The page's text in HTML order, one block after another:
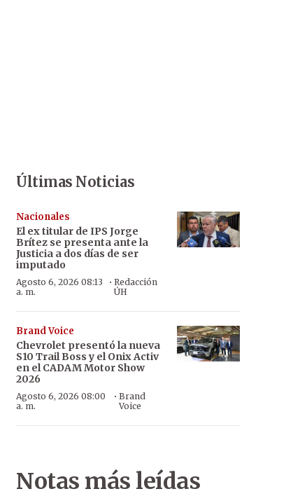
Últimas Noticias
Nacionales
El ex titular de IPS Jorge
Brítez se presenta ante la
Justicia a dos días de ser
imputado
Agosto 6, 2026 08:13
a. m.
· Redacción
ÚH
Brand Voice
Chevrolet presentó la nueva
S10 Trail Boss y el Onix Activ
en el CADAM Motor Show
2026
Agosto 6, 2026 08:00
a. m.
·Brand
Voice
Notas más leídas